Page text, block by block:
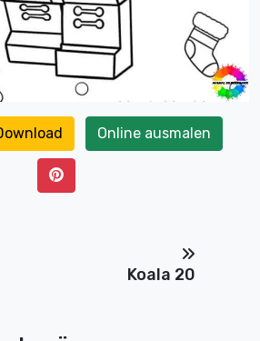
Online ausmalen
Koala 20